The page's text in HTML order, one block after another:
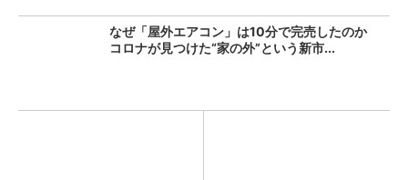
なぜ「屋外エアコン」は10分で完売したのか
コロナが見つけた“家の外”という新市...